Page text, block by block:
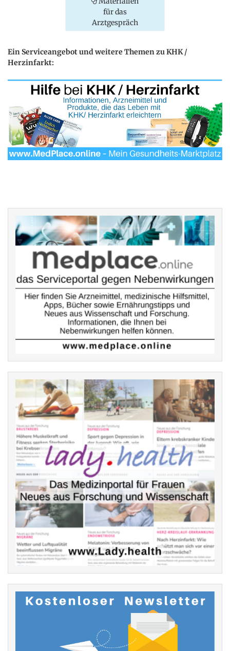
für das
Arztgespräch
Ein Serviceangebot und weitere Themen zu KHK /
Herzinfarkt: